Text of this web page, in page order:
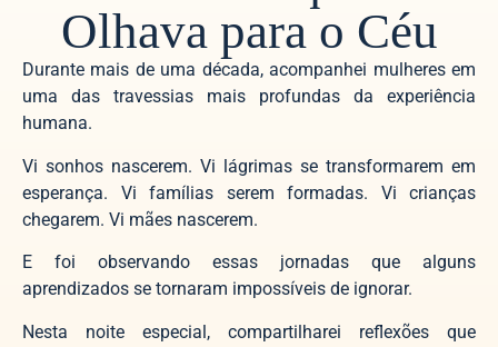
Olhava para o Céu
Durante mais de uma década, acompanhei mulheres em
uma das travessias mais profundas da experiência
humana.
Vi sonhos nascerem. Vi lágrimas se transformarem em
esperança. Vi famílias serem formadas. Vi crianças
chegarem. Vi mães nascerem.
E foi observando essas jornadas que alguns
aprendizados se tornaram impossíveis de ignorar.
Nesta noite especial, compartilharei reflexões que